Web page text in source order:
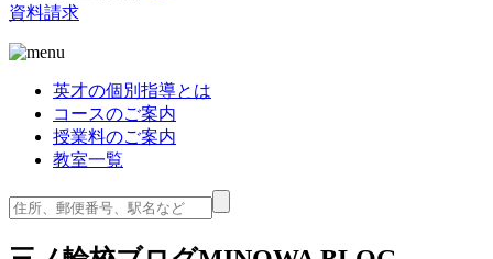
資料請求
英才の個別指導とは
コースのご案内
授業料のご案内
教室一覧